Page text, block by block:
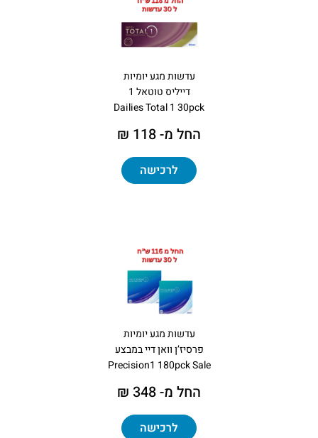
עדשות מגע יומיות
דייליס טוטאל 1
Dailies Total 1 30pck
החל מ- 118 ₪
לרכישה
עדשות מגע יומיות
פרסיז’ן וואן דיי במבצע
Precision1 180pck Sale
החל מ- 348 ₪
לרכישה